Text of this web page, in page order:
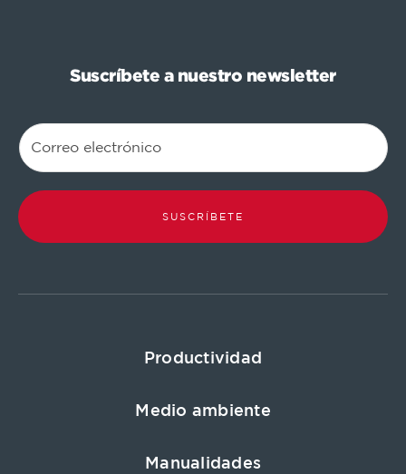
Suscríbete a nuestro newsletter
SUSCRÍBETE
Productividad
Medio ambiente
Manualidades